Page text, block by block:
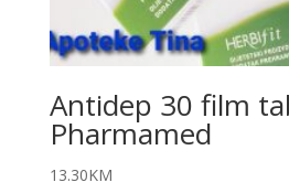
Antidep 30 film
Pharmamed
13.30KM